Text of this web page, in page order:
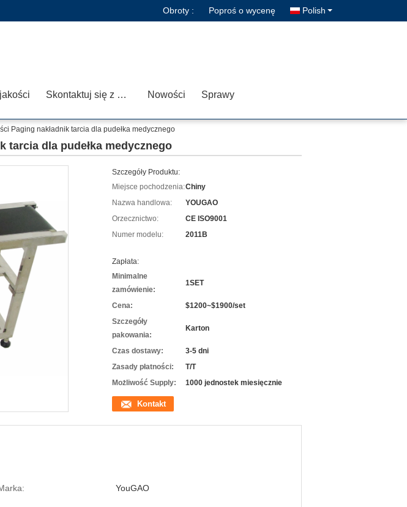
Obroty : Poproś o wycenę Polish
Skontaktuj się z nami Nowości Sprawy
Paging nakładnik tarcia dla pudełka medycznego
tarcia dla pudełka medycznego
Szczegóły Produktu:
Miejsce pochodzenia:Chiny
Nazwa handlowa:
YOUGAO
Orzecznictwo:
CE ISO9001
Numer modelu:
2011B
Zapłata:
Minimalne
zamówienie:
1SET
Cena:
$1200~$1900/set
Szczegóły
pakowania:
Karton
Czas dostawy:
3-5 dni
Zasady płatności:
T/T
Możliwość Supply:
1000 jednostek miesięcznie
Kontakt
YouGAO